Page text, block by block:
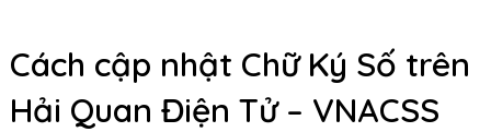
Cách cập nhật Chữ Ký Số trên
Hải Quan Điện Tử – VNACSS